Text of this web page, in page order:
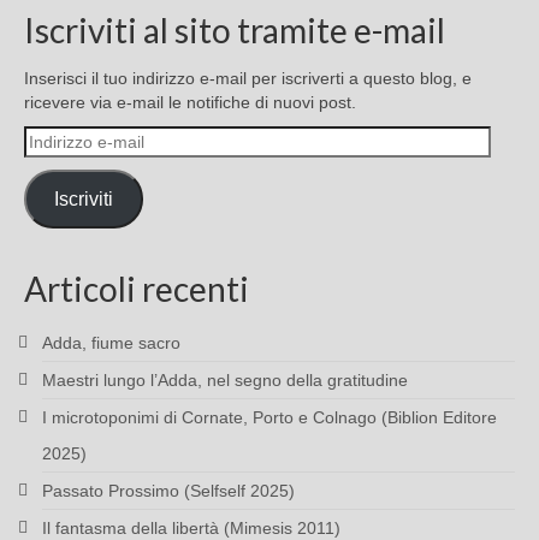
Iscriviti al sito tramite e-mail
Inserisci il tuo indirizzo e-mail per iscriverti a questo blog, e
ricevere via e-mail le notifiche di nuovi post.
Indirizzo
e-
mail
Iscriviti
Articoli recenti
Adda, fiume sacro
Maestri lungo l’Adda, nel segno della gratitudine
I microtoponimi di Cornate, Porto e Colnago (Biblion Editore
2025)
Passato Prossimo (Selfself 2025)
Il fantasma della libertà (Mimesis 2011)